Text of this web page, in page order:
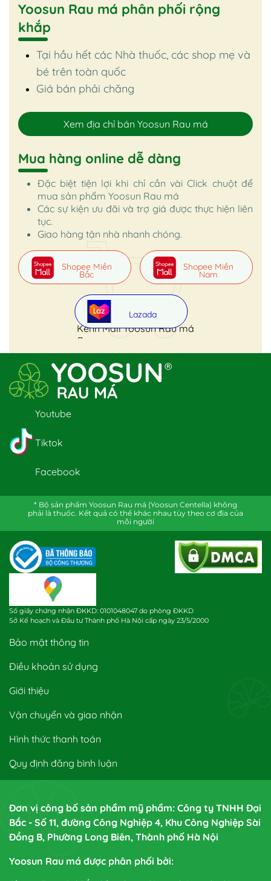
Yoosun Rau má phân phối rộng
khắp
Tại hầu hết các Nhà thuốc, các shop mẹ và
bé trên toàn quốc
Giá bán phải chăng
Xem địa chỉ bán Yoosun Rau má
Mua hàng online dễ dàng
Đặc biệt tiện lợi khi chỉ cần vài Click chuột để
mua sản phẩm Yoosun Rau má
Các sự kiện ưu đãi và trợ giá được thực hiện liên
tục.
Giao hàng tận nhà nhanh chóng.
Kênh Mall Yoosun Rau má
Shopee Miền
Bắc
Shopee Miền
Nam
Lazada
Youtube
Tiktok
Facebook
* Bộ sản phẩm Yoosun Rau má (Yoosun Centella) không
phải là thuốc. Kết quả có thể khác nhau tùy theo cơ địa của
mỗi người
Số giấy chứng nhận ĐKKD: 0101048047 do phòng ĐKKD
Sở Kế hoạch và Đầu tư Thành phố Hà Nội cấp ngày 23/5/2000
Bảo mật thông tin
Điều khoản sử dụng
Giới thiệu
Vận chuyển và giao nhận
Hình thức thanh toán
Quy định đăng bình luận
Đơn vị công bố sản phẩm mỹ phẩm: Công ty TNHH Đại
Bắc - Số 11, đường Công Nghiệp 4, Khu Công Nghiệp Sài
Đồng B, Phường Long Biên, Thành phố Hà Nội
Yoosun Rau má được phân phối bởi: